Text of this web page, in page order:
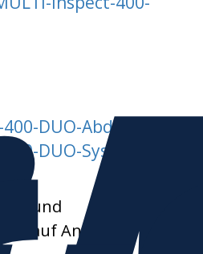
DUO-Abdeckung
DUO-System
und
auf Anfrage